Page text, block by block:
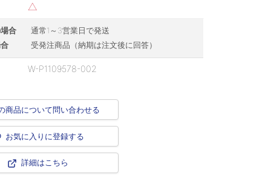
W-P1109578-002
合
通常1～3営業日で発送
受発注商品（納期は注文後に回答）
△
商品について問い合わせる
お気に入りに登録する
詳細はこちら